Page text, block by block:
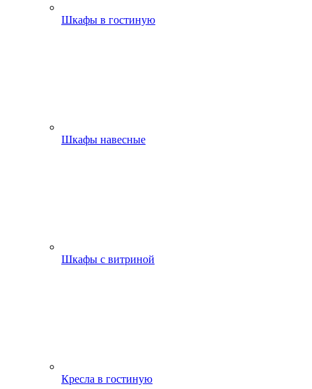
Шкафы в гостиную
Шкафы навесные
Шкафы с витриной
Кресла в гостиную